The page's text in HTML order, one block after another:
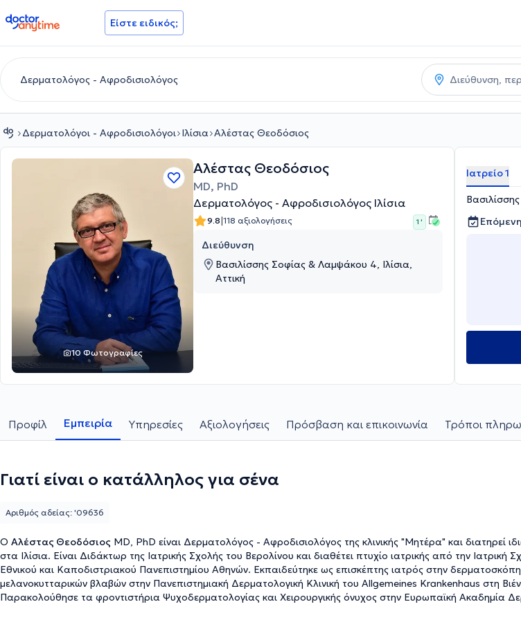
doctoranytime Είστε ειδικός;
Δερματολόγοι - Αφροδισιολόγοι Ιλίσια Αλέστας Θεοδόσιος
10 Φωτογραφίες
Αλέστας Θεοδόσιος
MD, PhD
Δερματολόγος - Αφροδισιολόγος Ιλίσια
9.8|118 αξιολογήσεις 1 '
Διεύθυνση
Βασιλίσσης Σοφίας & Λαμψάκου 4, Ιλίσια,
Αττική
Ιατρείο 1
Προφίλ Εμπειρία Υπηρεσίες Αξιολογήσεις Πρόσβαση και επικοινωνία Τρόποι
Γιατί είναι ο κατάλληλος για σένα
Ο Αλέστας Θεοδόσιος MD, PhD είναι Δερματολόγος - Αφροδισιολόγος της κλινικής "Μητέρα" και διατηρεί
στα Ιλίσια. Είναι Διδάκτωρ της Ιατρικής Σχολής του Βερολίνου και διαθέτει πτυχίο ιατρικής από την Ιατρική
Εθνικού και Καποδιστριακού Πανεπιστημίου Αθηνών. Εκπαιδεύτηκε ως επισκέπτης ιατρός στην
μελανοκυτταρικών βλαβών στην Πανεπιστημιακή Δερματολογική Κλινική του Allgemeines Krankenhaus στη
Παρακολούθησε τα φροντιστήρια Ψυχοδερματολογίας και Χειρουργικής όνυχος στην Ευρωπαϊκή Ακαδημία
Αριθμός αδείας: '09636